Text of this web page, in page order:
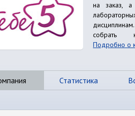
на заказ, а
собрать
Подробно о
Статистика